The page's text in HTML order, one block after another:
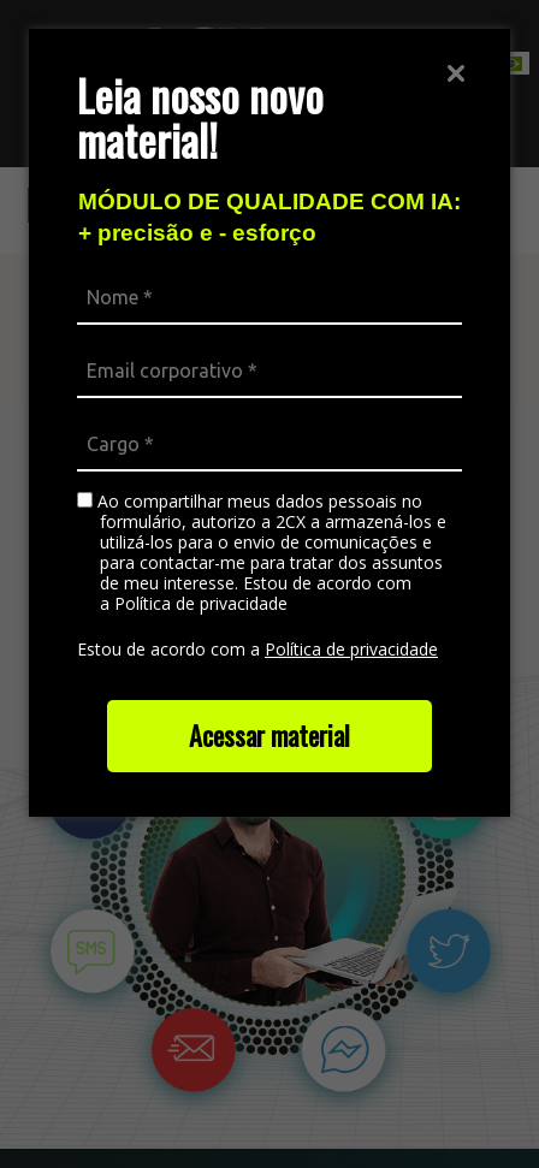
Leia nosso novo
material!
MÓDULO DE QUALIDADE COM IA:
+ precisão e - esforço
Ao compartilhar meus dados pessoais no
formulário, autorizo a 2CX a armazená-los e
utilizá-los para o envio de comunicações e
para contactar-me para tratar dos assuntos
de meu interesse. Estou de acordo com
a Política de privacidade
Estou de acordo com a Política de privacidade
Acessar material
Fale com nossa equipe de vendas
Meta Partner
Atenda seu cliente
A plataforma omnichannel é ideal para integrar
todos os canais da empresa, padronizando a
comunicação e gerando satisfação no
atendimento.
Saiba mais